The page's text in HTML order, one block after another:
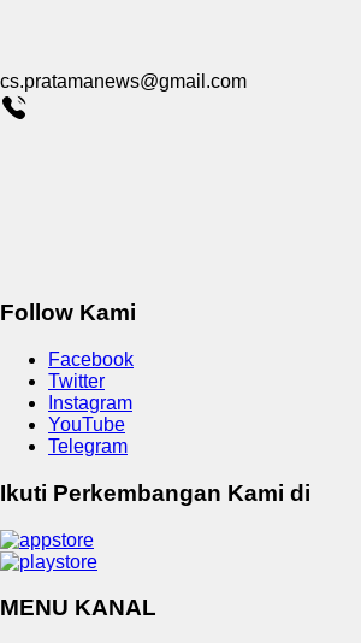
cs.pratamanews@gmail.com
Follow Kami
Facebook
Twitter
Instagram
YouTube
Telegram
Ikuti Perkembangan Kami di
MENU KANAL